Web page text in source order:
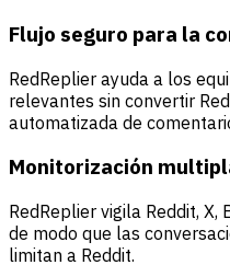
Flujo seguro para la
RedReplier ayuda a los
relevantes sin convertir
automatizada de
Monitorización
RedReplier vigila Reddit,
de modo que las
limitan a Reddit.